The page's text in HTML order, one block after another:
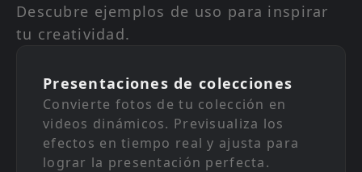
Descubre ejemplos de uso para inspirar
tu creatividad.
Presentaciones de colecciones
Convierte fotos de tu colección en
videos dinámicos. Previsualiza los
efectos en tiempo real y ajusta para
lograr la presentación perfecta.